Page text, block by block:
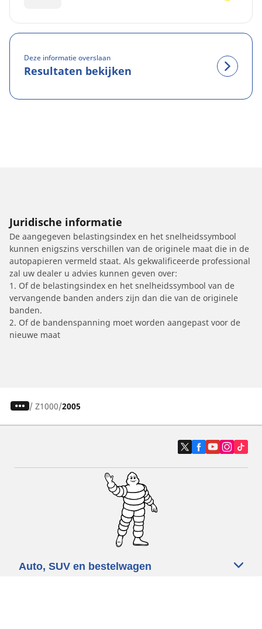
Deze informatie overslaan
Resultaten bekijken
Juridische informatie
De aangegeven belastingsindex en het snelheidssymbool
kunnen enigszins verschillen van de originele maat die in de
autopapieren vermeld staat. Als gekwalificeerde professional
zal uw dealer u advies kunnen geven over:
1. Of de belastingsindex en het snelheidssymbool van de
vervangende banden anders zijn dan die van de originele
banden.
2. Of de bandenspanning moet worden aangepast voor de
nieuwe maat
/ Z1000 2005
Auto, SUV en bestelwagen